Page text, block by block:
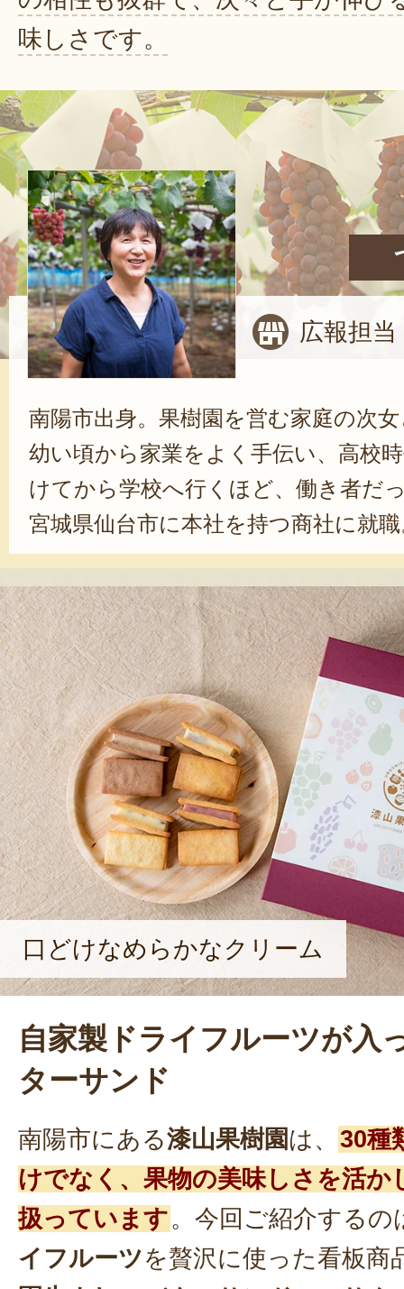
味しさです。
広報担
南陽市出身。果樹園を営む家庭の次
幼い頃から家業をよく手伝い、高校
けてから学校へ行くほど、働き者だ
宮城県仙台市に本社を持つ商社に就
務員として12年務めた。実家の果樹
が、社内でも評判だったことから、
いただけるぶどうを、もっと多くの
と、一念発起。退職し、就農を決め
を超えるぶどう栽培だけでなく、自
素材を使ったドライフルーツをはじ
わった加工品の製造・販売も行う。
品開発に意欲的に取り組むなど、多
りは、「お客様に美味しいものを届
だけ。来ていただく方や、贈られた
った』の声が原動力ですね」と、笑
だった。
口どけなめらかなクリーム
自家製ドライフルーツが入
ターサンド
南陽市にある漆山果樹園 は、 30種
けでなく、果物の美味しさを活か
扱っています 。今回ご紹介するの
イフルーツを贅沢に使った看板商